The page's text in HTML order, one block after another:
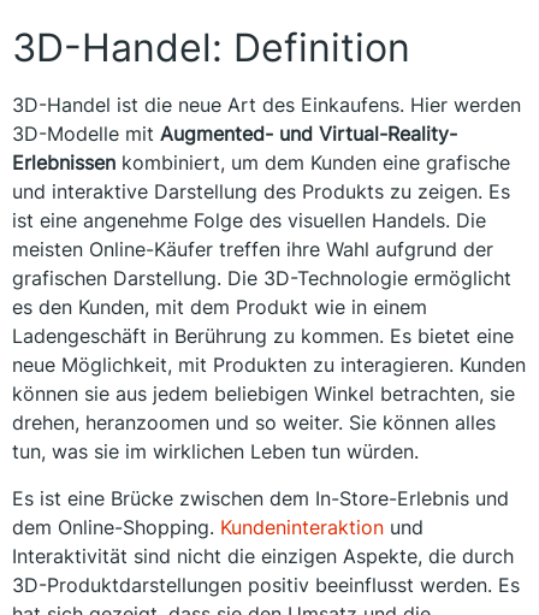
3D-Handel: Definition
3D-Handel ist die neue Art des Einkaufens. Hier werden
3D-Modelle mit Augmented- und Virtual-Reality-
Erlebnissen kombiniert, um dem Kunden eine grafische
und interaktive Darstellung des Produkts zu zeigen. Es
ist eine angenehme Folge des visuellen Handels. Die
meisten Online-Käufer treffen ihre Wahl aufgrund der
grafischen Darstellung. Die 3D-Technologie ermöglicht
es den Kunden, mit dem Produkt wie in einem
Ladengeschäft in Berührung zu kommen. Es bietet eine
neue Möglichkeit, mit Produkten zu interagieren. Kunden
können sie aus jedem beliebigen Winkel betrachten, sie
drehen, heranzoomen und so weiter. Sie können alles
tun, was sie im wirklichen Leben tun würden.
Es ist eine Brücke zwischen dem In-Store-Erlebnis und
dem Online-Shopping. Kundeninteraktion und
Interaktivität sind nicht die einzigen Aspekte, die durch
3D-Produktdarstellungen positiv beeinflusst werden. Es